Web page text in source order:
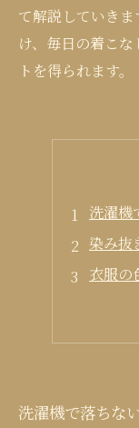
て解説していき
け、毎日の着こ
トを得られます。
洗濯機
染み抜
衣服の
洗濯機で落ちな